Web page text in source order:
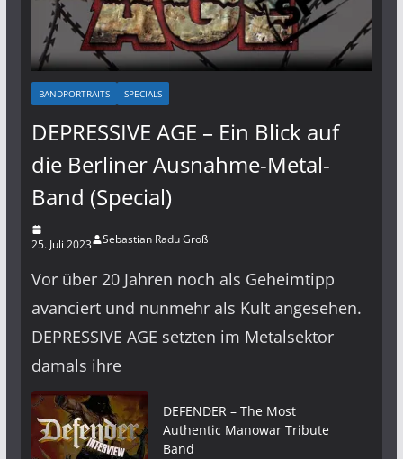
BANDPORTRAITS SPECIALS
DEPRESSIVE AGE – Ein Blick auf
die Berliner Ausnahme-Metal-
Band (Special)
25. Juli 2023 Sebastian Radu Groß
Vor über 20 Jahren noch als Geheimtipp
avanciert und nunmehr als Kult angesehen.
DEPRESSIVE AGE setzten im Metalsektor
damals ihre
DEFENDER – The Most
Authentic Manowar Tribute
Band